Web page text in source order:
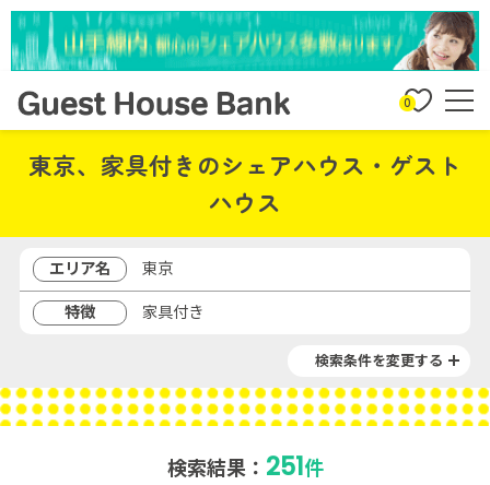
0
東京、家具付きのシェアハウス・ゲスト
ハウス
エリア名
東京
特徴
家具付き
検索条件を変更する
検索結果： 251件